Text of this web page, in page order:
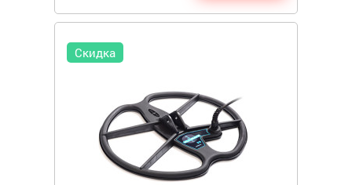
Скидка